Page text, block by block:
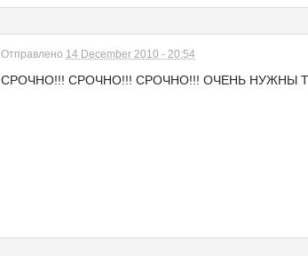
Отправлено 14 December 2010 - 20:54
СРОЧНО!!! СРОЧНО!!! СРОЧНО!!! ОЧЕНЬ НУЖНЫ